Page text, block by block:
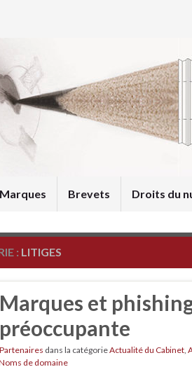
Marques Brevets Droits du
: LITIGES
Marques et
préoccupante
dans la catégorieActualité du Cabinet,
de domaine